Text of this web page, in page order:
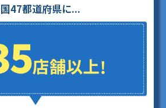
47都道府県に...